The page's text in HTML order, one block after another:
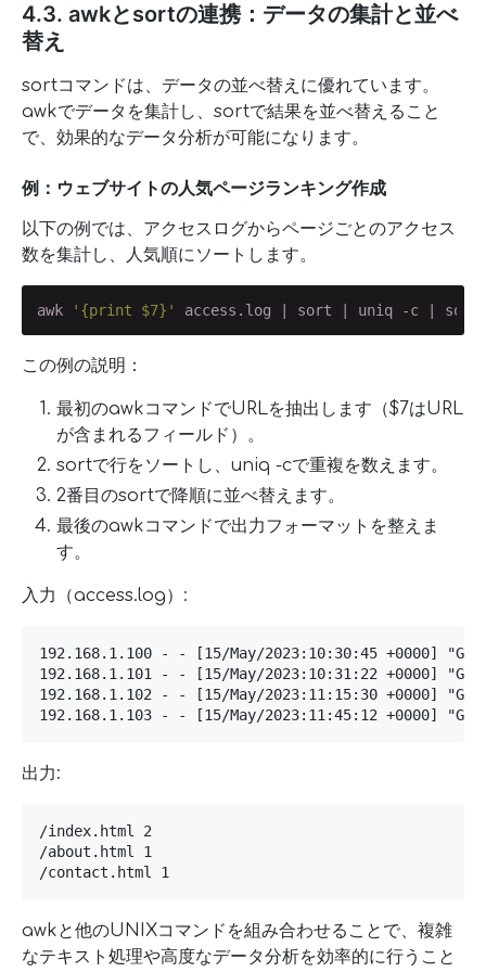
4.3. awkとsortの連携：データの集計と並べ
替え
sortコマンドは、データの並べ替えに優れています。
awkでデータを集計し、sortで結果を並べ替えること
で、効果的なデータ分析が可能になります。
例：ウェブサイトの人気ページランキング作成
以下の例では、アクセスログからページごとのアクセス
数を集計し、人気順にソートします。
awk '{print $7}' access.log | sort | uniq -c |
この例の説明：
最初のawkコマンドでURLを抽出します（$7はURL
が含まれるフィールド）。
sortで行をソートし、uniq -cで重複を数えます。
2番目のsortで降順に並べ替えます。
最後のawkコマンドで出力フォーマットを整えま
す。
入力（access.log）:
192.168.1.100 - - [15/May/2023:10:30:45 +0000]
192.168.1.101 - - [15/May/2023:10:31:22 +0000]
192.168.1.102 - - [15/May/2023:11:15:30 +0000]
192.168.1.103 - - [15/May/2023:11:45:12 +0000]
出力:
/index.html 2
/about.html 1
/contact.html 1
awkと他のUNIXコマンドを組み合わせることで、複雑
なテキスト処理や高度なデータ分析を効率的に行うこと